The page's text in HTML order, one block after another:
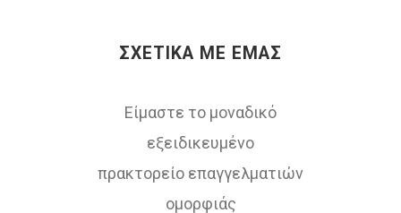
ΣΧΕΤΙΚΆ ΜΕ ΕΜΆΣ
Είμαστε το μοναδικό
εξειδικευμένο
πρακτορείο επαγγελματιών
ομορφιάς